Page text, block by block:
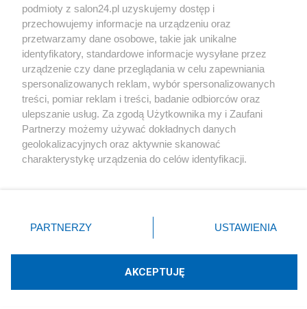
Społeczeństwo
Kultura
X Facebook Instagram Youtube
Technologię dostarcza:W3media.pl
podmioty z salon24.pl uzyskujemy dostęp i
przechowujemy informacje na urządzeniu oraz
przetwarzamy dane osobowe, takie jak unikalne
identyfikatory, standardowe informacje wysyłane przez
urządzenie czy dane przeglądania w celu zapewniania
spersonalizowanych reklam, wybór spersonalizowanych
treści, pomiar reklam i treści, badanie odbiorców oraz
ulepszanie usług. Za zgodą Użytkownika my i Zaufani
Partnerzy możemy używać dokładnych danych
geolokalizacyjnych oraz aktywnie skanować
charakterystykę urządzenia do celów identyfikacji.
zmienić/wycofać klikając przycisk ustawień prywatności
znajdujący się w lewym dolnym rogu strony
rodzaje przetwarzania danych nie wymagają zgody
użytkownika, ale masz prawo sprzeciwić się takiemu
PARTNERZY USTAWIENIA
AKCEPTUJĘ